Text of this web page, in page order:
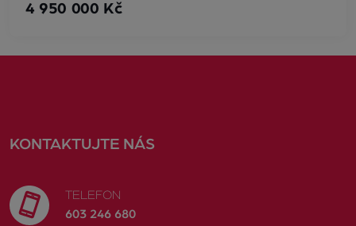
4 950 000 Kč
KONTAKTUJTE NÁS
TELEFON
603 246 680